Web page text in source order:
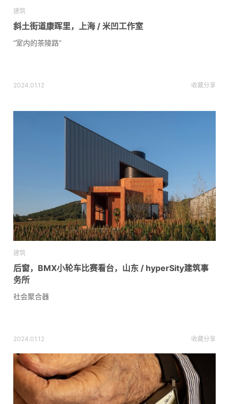
建筑
斜土街道康晖里，上海 / 米凹工作室
“室内的茶陵路”
2024.01.12 收藏分享
建筑
后窗，BMX小轮车比赛看台，山东 / hyperSity建筑事
务所
社会聚合器
2024.01.12 收藏分享